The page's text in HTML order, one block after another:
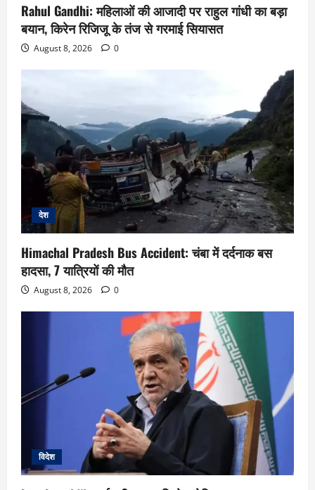
Rahul Gandhi: महिलाओं की आजादी पर राहुल गांधी का बड़ा
बयान, किरेन रिजिजू के तंज से गरमाई सियासत
August 8, 2026 0
देश
Himachal Pradesh Bus Accident: चंबा में दर्दनाक बस
हादसा, 7 यात्रियों की मौत
August 8, 2026 0
विदेश